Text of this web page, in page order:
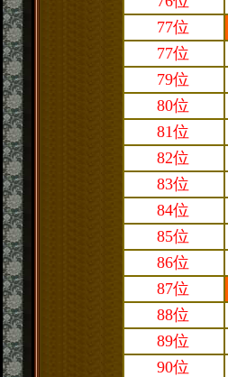
77位
77位
79位
80位
81位
82位
83位
84位
85位
86位
87位
88位
89位
90位